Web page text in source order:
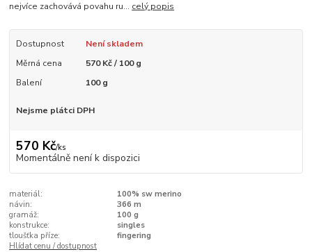
nejvíce zachovává povahu ru... celý popis
Dostupnost
Není skladem
Měrná cena
570 Kč / 100 g
Balení
100 g
Nejsme plátci DPH
570 Kč/ks
Momentálně není k dispozici
materiál:
100% sw merino
návin:
366 m
gramáž:
100 g
konstrukce:
singles
tloušťka příze:
fingering
Hlídat cenu / dostupnost